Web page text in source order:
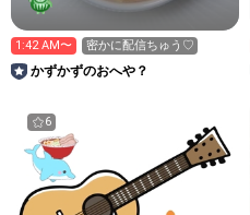
1:42 AM〜 密かに配信ちゅう♡
かずかずのおへや？
6